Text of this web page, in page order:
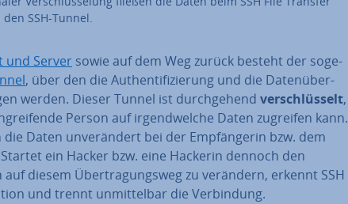
SSH-Tunnel.
und Server sowie auf dem Weg zurück besteht der so­ge­
, über den die Au­then­ti­fi­zie­rung und die Da­ten­über­
werden. Dieser Tunnel ist durch­ge­hend ver­schlüs­selt,
Person auf ir­gend­wel­che Daten zugreifen kann.
Daten un­ver­än­dert bei der Emp­fän­ge­rin bzw. dem
ein Hacker bzw. eine Hackerin dennoch den
auf diesem Über­tra­gungs­weg zu verändern, erkennt SSH
und trennt un­mit­tel­bar die Ver­bin­dung.